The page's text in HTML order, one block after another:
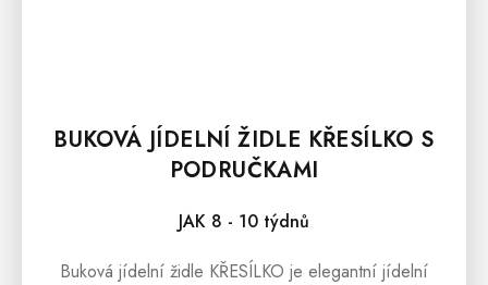
BUKOVÁ JÍDELNÍ ŽIDLE KŘESÍLKO S
PODRUČKAMI
JAK 8 - 10 týdnů
Buková jídelní židle KŘESÍLKO je elegantní jídelní